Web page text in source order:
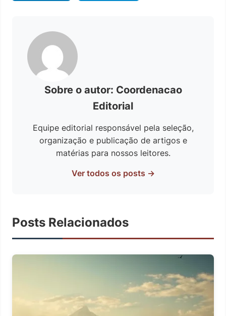
Sobre o autor: Coordenacao
Editorial
Equipe editorial responsável pela seleção,
organização e publicação de artigos e
matérias para nossos leitores.
Ver todos os posts →
Posts Relacionados